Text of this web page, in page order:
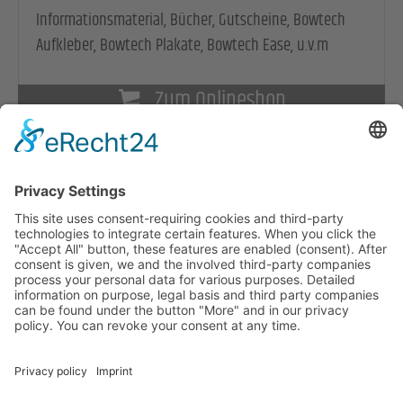
Informationsmaterial, Bücher, Gutscheine, Bowtech
Aufkleber, Bowtech Plakate, Bowtech Ease, u.v.m
Zum Onlineshop
© Copyright Bowen Akademie Österreich